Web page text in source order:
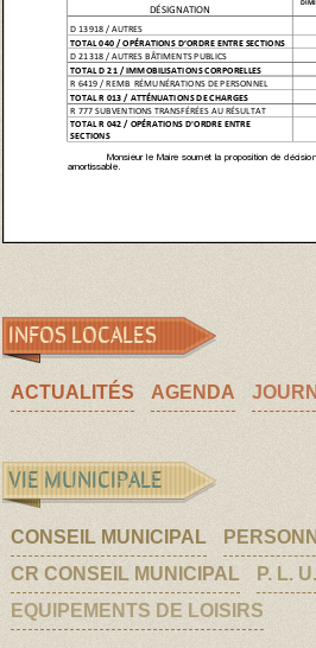
INFOS LOCALES
ACTUALITÉS AGENDA
VIE MUNICIPALE
CONSEIL MUNICIPAL
CR CONSEIL MUNICIPAL
P. L. U.
EQUIPEMENTS DE LOISIRS